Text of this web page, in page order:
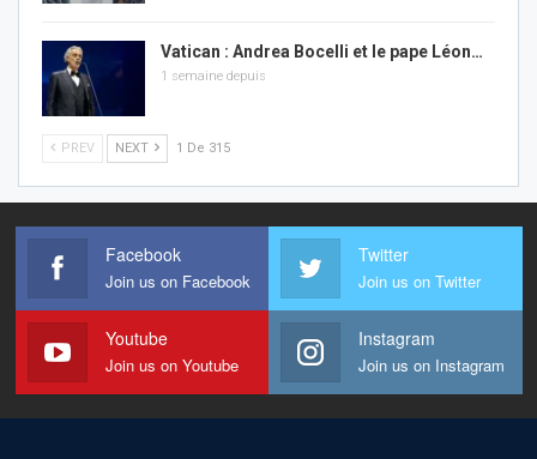
Vatican : Andrea Bocelli et le pape Léon…
1 semaine depuis
PREV NEXT 1 De 315
Facebook
Join us on Facebook
Twitter
Join us on Twitter
Youtube
Join us on Youtube
Instagram
Join us on Instagram